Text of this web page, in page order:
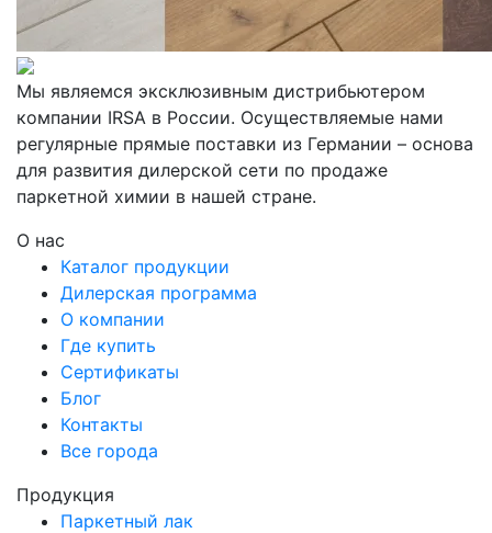
Мы являемся эксклюзивным дистрибьютером
компании IRSA в России. Осуществляемые нами
регулярные прямые поставки из Германии – основа
для развития дилерской сети по продаже
паркетной химии в нашей стране.
О нас
Каталог продукции
Дилерская программа
О компании
Где купить
Сертификаты
Блог
Контакты
Все города
Продукция
Паркетный лак